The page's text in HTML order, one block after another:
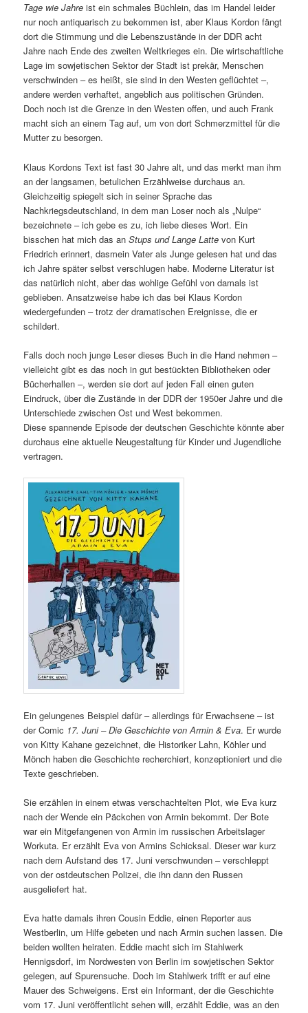
Tage wie Jahre ist ein schmales Büchlein, das im Handel leider
nur noch antiquarisch zu bekommen ist, aber Klaus Kordon fängt
dort die Stimmung und die Lebenszustände in der DDR acht
Jahre nach Ende des zweiten Weltkrieges ein. Die wirtschaftliche
Lage im sowjetischen Sektor der Stadt ist prekär, Menschen
verschwinden – es heißt, sie sind in den Westen geflüchtet –,
andere werden verhaftet, angeblich aus politischen Gründen.
Doch noch ist die Grenze in den Westen offen, und auch Frank
macht sich an einem Tag auf, um von dort Schmerzmittel für die
Mutter zu besorgen.
Klaus Kordons Text ist fast 30 Jahre alt, und das merkt man ihm
an der langsamen, betulichen Erzählweise durchaus an.
Gleichzeitig spiegelt sich in seiner Sprache das
Nachkriegsdeutschland, in dem man Loser noch als „Nulpe“
bezeichnete – ich gebe es zu, ich liebe dieses Wort. Ein
bisschen hat mich das anStups und Lange Latte von Kurt
Friedrich erinnert, dasmein Vater als Junge gelesen hat und das
ich Jahre später selbst verschlugen habe. Moderne Literatur ist
das natürlich nicht, aber das wohlige Gefühl von damals ist
geblieben. Ansatzweise habe ich das bei Klaus Kordon
wiedergefunden – trotz der dramatischen Ereignisse, die er
schildert.
Falls doch noch junge Leser dieses Buch in die Hand nehmen –
vielleicht gibt es das noch in gut bestückten Bibliotheken oder
Bücherhallen –, werden sie dort auf jeden Fall einen guten
Eindruck, über die Zustände in der DDR der 1950er Jahre und die
Unterschiede zwischen Ost und West bekommen.
Diese spannende Episode der deutschen Geschichte könnte aber
durchaus eine aktuelle Neugestaltung für Kinder und Jugendliche
vertragen.
Ein gelungenes Beispiel dafür – allerdings für Erwachsene – ist
der Comic 17. Juni – Die Geschichte von Armin & Eva. Er wurde
von Kitty Kahane gezeichnet, die Historiker Lahn, Köhler und
Mönch haben die Geschichte recherchiert, konzeptioniert und die
Texte geschrieben.
Sie erzählen in einem etwas verschachtelten Plot, wie Eva kurz
nach der Wende ein Päckchen von Armin bekommt. Der Bote
war ein Mitgefangenen von Armin im russischen Arbeitslager
Workuta. Er erzählt Eva von Armins Schicksal. Dieser war kurz
nach dem Aufstand des 17. Juni verschwunden – verschleppt
von der ostdeutschen Polizei, die ihn dann den Russen
ausgeliefert hat.
Eva hatte damals ihren Cousin Eddie, einen Reporter aus
Westberlin, um Hilfe gebeten und nach Armin suchen lassen. Die
beiden wollten heiraten. Eddie macht sich im Stahlwerk
Hennigsdorf, im Nordwesten von Berlin im sowjetischen Sektor
gelegen, auf Spurensuche. Doch im Stahlwerk trifft er auf eine
Mauer des Schweigens. Erst ein Informant, der die Geschichte
vom 17. Juni veröffentlicht sehen will, erzählt Eddie, was an den